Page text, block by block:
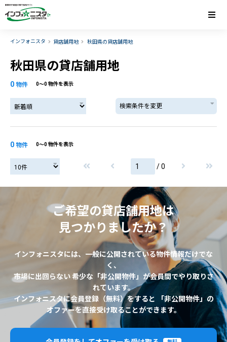
インフォニスタ 貸店舗用地 秋田県の貸店舗用地
秋田県の貸店舗用地
0 物件 0〜0 物件を表示
検索条件を変更
0 物件 0〜0 物件を表示
/ 0
ご希望の貸店舗用地は
見つかりましたか？
インフォニスタには、一般に公開されている物件情報だけでな
く、
市場に出回らない 希少な「非公開物件」が会員間でやり取りさ
れています。
インフォニスタに会員登録（無料）をすると 「非公開物件」の
オファーを直接受け取ることができます。